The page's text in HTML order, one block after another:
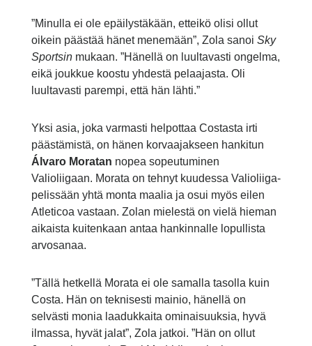
”Minulla ei ole epäilystäkään, etteikö olisi ollut
oikein päästää hänet menemään”, Zola sanoi Sky
Sportsinmukaan. ”Hänellä on luultavasti ongelma,
eikä joukkue koostu yhdestä pelaajasta. Oli
luultavasti parempi, että hän lähti.”
Yksi asia, joka varmasti helpottaa Costasta irti
päästämistä, on hänen korvaajakseen hankitun
Álvaro Moratan nopea sopeutuminen
Valioliigaan. Morata on tehnyt kuudessa Valioliiga-
pelissään yhtä monta maalia ja osui myös eilen
Atleticoa vastaan. Zolan mielestä on vielä hieman
aikaista kuitenkaan antaa hankinnalle lopullista
arvosanaa.
”Tällä hetkellä Morata ei ole samalla tasolla kuin
Costa. Hän on teknisesti mainio, hänellä on
selvästi monia laadukkaita ominaisuuksia, hyvä
ilmassa, hyvät jalat”, Zola jatkoi. ”Hän on ollut